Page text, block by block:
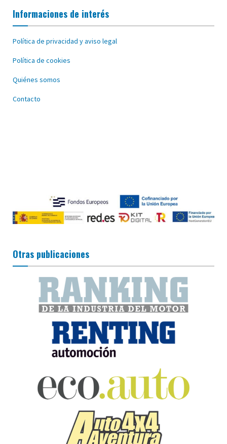
Informaciones de interés
Política de privacidad y aviso legal
Política de cookies
Quiénes somos
Contacto
Otras publicaciones